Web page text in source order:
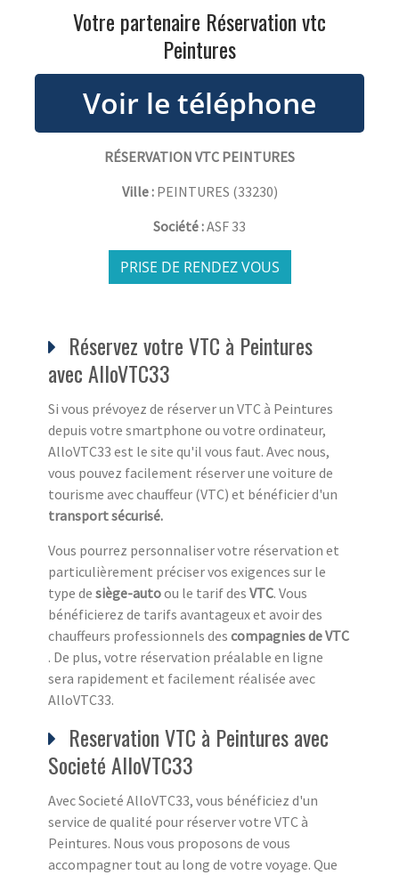
Votre partenaire Réservation vtc
Peintures
RÉSERVATION VTC PEINTURES
Ville : PEINTURES (33230)
Société :ASF 33
PRISE DE RENDEZ VOUS
Réservez votre VTC à Peintures
avec AlloVTC33
Si vous prévoyez de réserver un VTC à Peintures
depuis votre smartphone ou votre ordinateur,
AlloVTC33 est le site qu'il vous faut. Avec nous,
vous pouvez facilement réserver une voiture de
tourisme avec chauffeur (VTC) et bénéficier d'un
transport sécurisé.
Vous pourrez personnaliser votre réservation et
particulièrement préciser vos exigences sur le
type de siège-autoou le tarif des VTC. Vous
bénéficierez de tarifs avantageux et avoir des
chauffeurs professionnels des compagnies de VTC
. De plus, votre réservation préalable en ligne
sera rapidement et facilement réalisée avec
AlloVTC33.
Reservation VTC à Peintures avec
Societé AlloVTC33
Avec Societé AlloVTC33, vous bénéficiez d'un
service de qualité pour réserver votre VTC à
Peintures. Nous vous proposons de vous
accompagner tout au long de votre voyage. Que